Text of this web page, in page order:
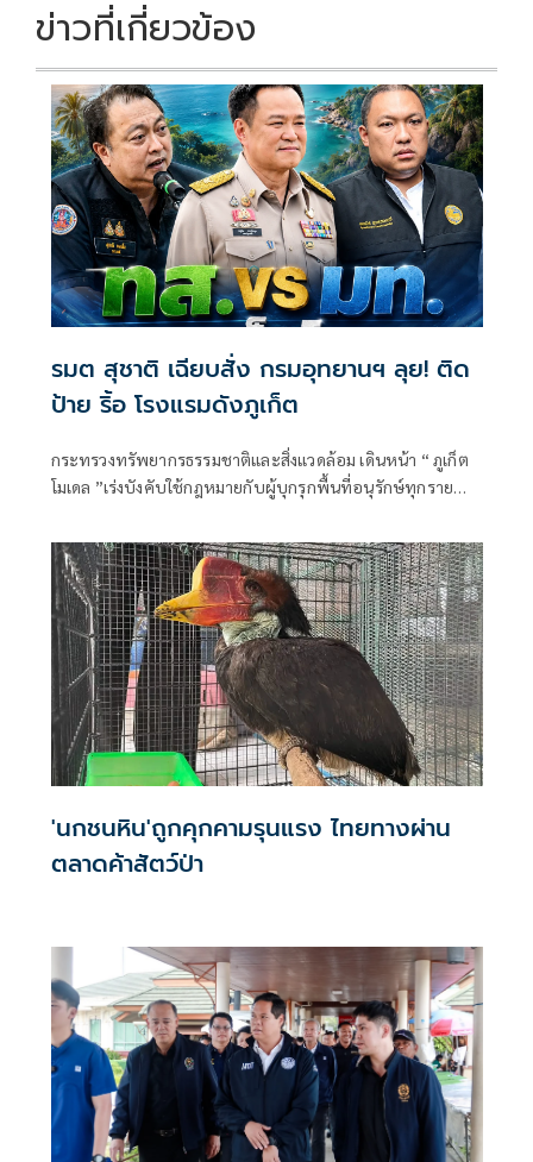
ข่าวที่เกี่ยวข้อง
รมต สุชาติ เฉียบสั่ง กรมอุทยานฯ ลุย! ติด
ป้าย ริ้อ โรงแรมดังภูเก็ต
กระทรวงทรัพยากรธรรมชาติและสิ่งแวดล้อม เดินหน้า “ ภูเก็ต
โมเดล ”เร่งบังคับใช้กฎหมายกับผู้บุกรุกพื้นที่อนุรักษ์ทุกราย
ปฏิบัติการบังคับคดีรื้อถอนโรงแรมและวิลล่าหรูในเขตอุทยาน
แห่งชาติสิรินาถ จังหวัดภูเก็ต หลังคดีถึงที่สุด ทวงคืนพื้นที่ป่า
รวมกว่า 25 ไร่ กลับคืนเป็นสมบัติของแผ่นดิน
'นกชนหิน'ถูกคุกคามรุนแรง ไทยทางผ่าน
ตลาดค้าสัตว์ป่า